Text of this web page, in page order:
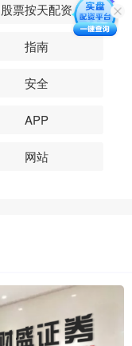
股票按天配资
指南
安全
APP
网站